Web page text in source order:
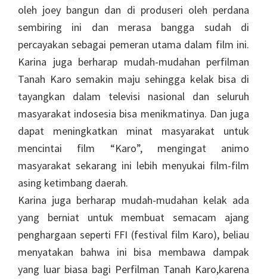
oleh joey bangun dan di produseri oleh perdana
sembiring ini dan merasa bangga sudah di
percayakan sebagai pemeran utama dalam film ini.
Karina juga berharap mudah-mudahan perfilman
Tanah Karo semakin maju sehingga kelak bisa di
tayangkan dalam televisi nasional dan seluruh
masyarakat indosesia bisa menikmatinya. Dan juga
dapat meningkatkan minat masyarakat untuk
mencintai film “Karo”, mengingat animo
masyarakat sekarang ini lebih menyukai film-film
asing ketimbang daerah.
Karina juga berharap mudah-mudahan kelak ada
yang berniat untuk membuat semacam ajang
penghargaan seperti FFI (festival film Karo), beliau
menyatakan bahwa ini bisa membawa dampak
yang luar biasa bagi Perfilman Tanah Karo,karena